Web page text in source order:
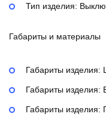
Тип изделия:
Габариты и материалы
Габариты
Габариты изделия:
Габариты изделия: